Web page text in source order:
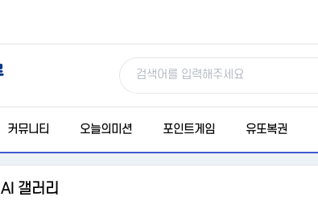
커뮤니티 오늘의미션 포인트게임 유또복권
AI 갤러리